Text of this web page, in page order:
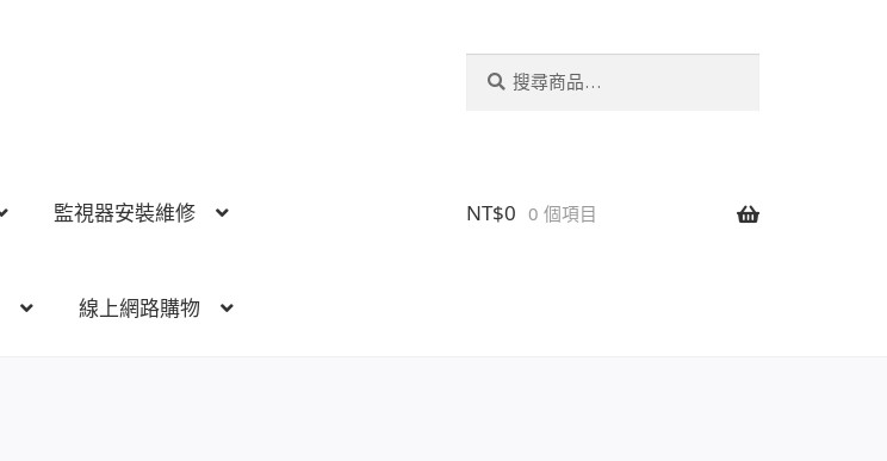
監視器安裝維修
線上網路購物
NT$0 0 個項目